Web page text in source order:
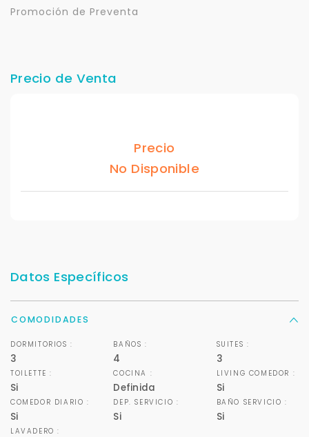
Promoción de Preventa
Precio de Venta
Precio
No Disponible
Datos Específicos
COMODIDADES
DORMITORIOS :
3
BAÑOS :
4
SUITES :
3
TOILETTE :
Si
COCINA :
Definida
LIVING COMEDOR :
Si
COMEDOR DIARIO :
Si
DEP. SERVICIO :
Si
BAÑO SERVICIO :
Si
LAVADERO :
Para responderte
No compartimos tu información ni enviamos spam.
Uso exclusivo
Continuar por WhatsApp